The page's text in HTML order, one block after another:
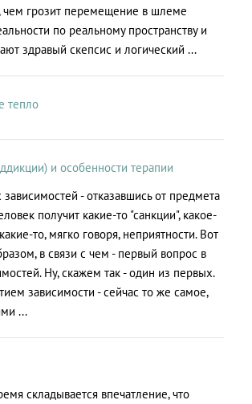
чем грозит перемещение в шлеме
по реальному пространству и
здравый скепсис и логический ...
тепло
и особенности терапии
- отказавшись от предмета
получит какие-то "санкции", какое-
то, мягко говоря, неприятности. Вот
в связи с чем - первый вопрос в
Ну, скажем так - один из первых.
зависимости - сейчас то же самое,
...
складывается впечатление, что